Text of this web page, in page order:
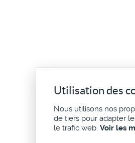
Utilisation des
Nous utilisons nos
de tiers pour adapter
le trafic web. Voir les